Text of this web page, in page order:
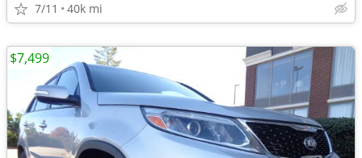
7/11 40k mi
$7,499